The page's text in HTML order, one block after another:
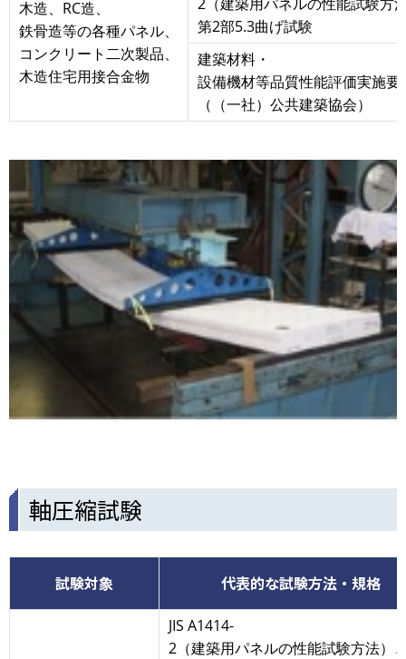
木造、RC造、
鉄骨造等の各種パネル、
コンクリート二次製品、
木造住宅用接合金物
2（建築用パネルの性能試験方
第2部5.3曲げ試験
建築材料・
設備機材等品質性能評価実施要
（（一社）公共建築協会）
軸圧縮試験
試験対象 代表的な試験方法・規格
JIS A1414-
2（建築用パネルの性能試験方法）